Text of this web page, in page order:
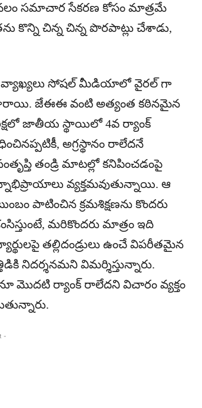
సమాచార సేకరణ కోసం మాత్రమే
కొన్ని చిన్న చిన్న పొరపాట్లు చేశాడు,
సోషల్ మీడియాలో వైరల్ గా
జేఈఈ వంటి అత్యంత కఠినమైన
జాతీయ స్థాయిలో 4వ ర్యాంక్
అగ్రస్థానం రాలేదనే
తండ్రి మాటల్లో కనిపించడంపై
వ్యక్తమవుతున్నాయి. ఆ
పాటించిన క్రమశిక్షణను కొందరు
మరికొందరు మాత్రం ఇది
తల్లిదండ్రులు ఉంచే విపరీతమైన
నిదర్శనమని విమర్శిస్తున్నారు.
మొదటి ర్యాంక్ రాలేదని విచారం వ్యక్తం
-